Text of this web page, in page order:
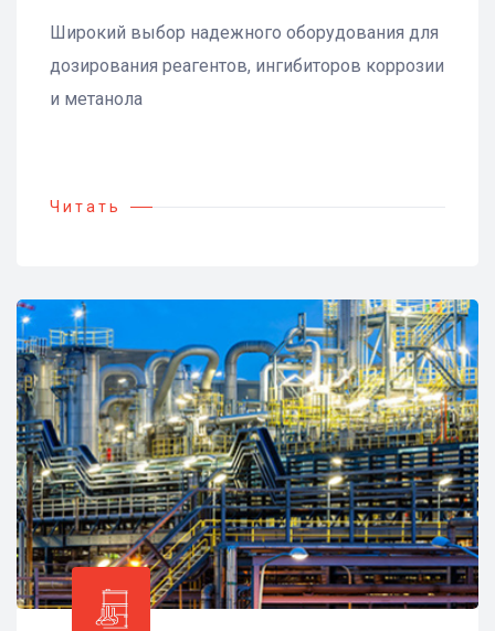
Широкий выбор надежного оборудования для
дозирования реагентов, ингибиторов коррозии
и метанола
Читать